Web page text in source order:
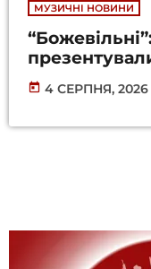
МУЗИЧНІ НОВИНИ
today 4 СЕРПНЯ, 2026